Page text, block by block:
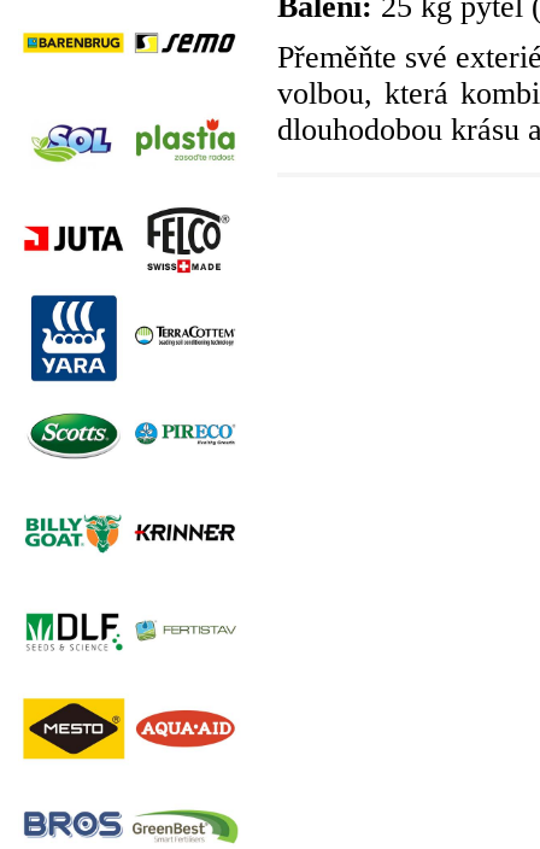
Přeměňte své
volbou, která
dlouhodobou krásu